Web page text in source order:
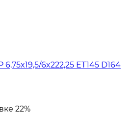
6x222,25 ET145 D164
22%